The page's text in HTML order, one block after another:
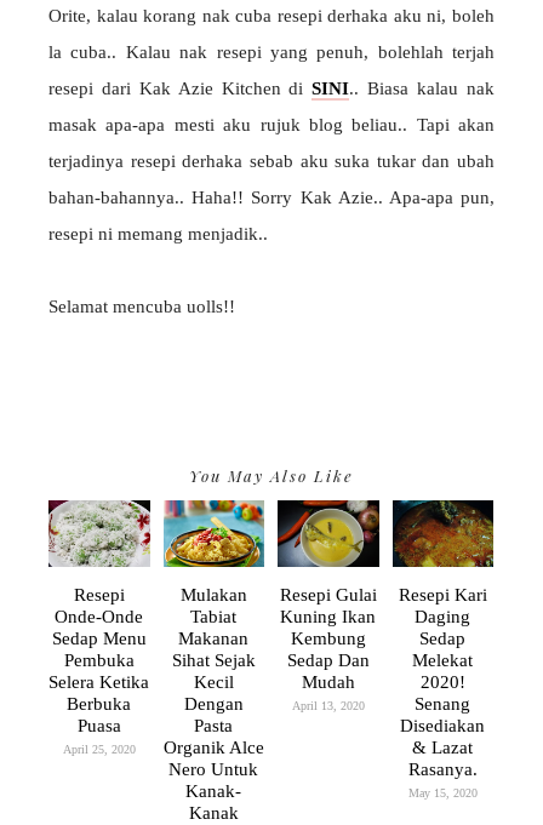
Orite, kalau korang nak cuba resepi derhaka aku ni, boleh
la cuba.. Kalau nak resepi yang penuh, bolehlah terjah
resepi dari Kak Azie Kitchen diSINI.. Biasa kalau nak
masak apa-apa mesti aku rujuk blog beliau.. Tapi akan
terjadinya resepi derhaka sebab aku suka tukar dan ubah
bahan-bahannya.. Haha!! Sorry Kak Azie.. Apa-apa pun,
resepi ni memang menjadik..
Selamat mencuba uolls!!
You May Also Like
Resepi
Onde-Onde
Sedap Menu
Pembuka
Selera Ketika
Berbuka
Puasa
April 25, 2020
Mulakan
Tabiat
Makanan
Sihat Sejak
Kecil
Dengan
Pasta
Organik Alce
Nero Untuk
Kanak-
Kanak
Resepi Gulai
Kuning Ikan
Kembung
Sedap Dan
Mudah
April 13, 2020
Resepi Kari
Daging
Sedap
Melekat
2020!
Senang
Disediakan
& Lazat
Rasanya.
May 15, 2020